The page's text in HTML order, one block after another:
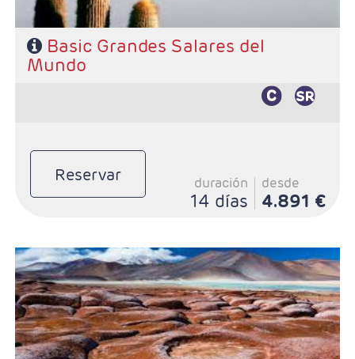
Basic Grandes Salares del
Mundo
Reservar duración
14 días
desde
4.891 €
- Salidas: Diarias
- Ruta: 1 noche en La Paz, 1 noche en Uyuni, 1 noche
en Colhani, 1 noche en Desierto, 4 noches en Atacama
y 3 noches en Santiago
- Categoría hotelera: Standard y Superior
- Régimen: Según programa